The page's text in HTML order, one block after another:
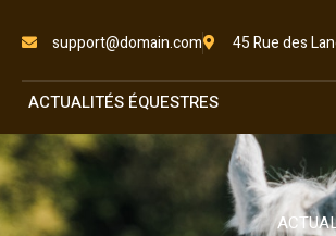
support@domain.com 45 Rue des
ACTUALITÉS ÉQUESTRES